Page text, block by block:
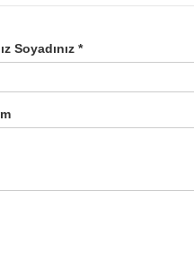
Soyadınız *